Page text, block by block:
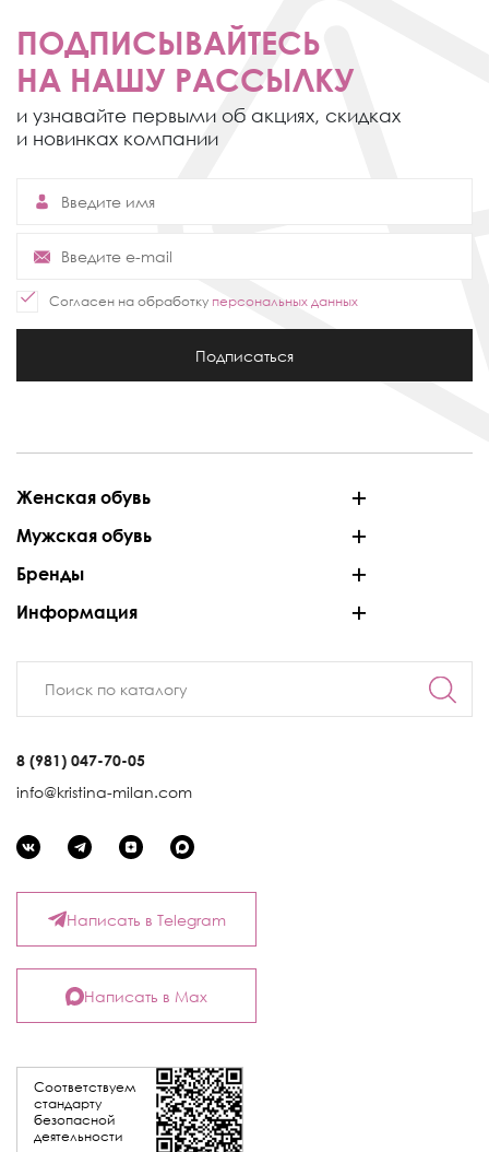
ПОДПИСЫВАЙТЕСЬ
НА НАШУ РАССЫЛКУ
и узнавайте первыми об акциях, скидках
и новинках компании
Согласен на обработку персональных данных
Подписаться
Женская обувь
Мужская обувь
Бренды
Информация
8 (981) 047-70-05
info@kristina-milan.com
Соответствуем
стандарту
безопасной
деятельности
Написать в Telegram
Написать в Max